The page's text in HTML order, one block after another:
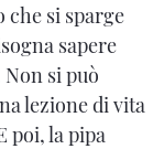
si sparge
sapere
si può
lezione di vita
poi, la pipa